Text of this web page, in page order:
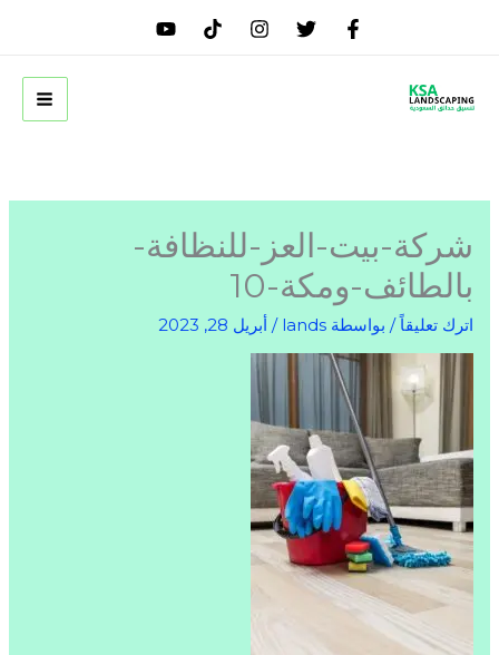
شركة-بيت-العز-للنظافة-
بالطائف-ومكة-10
اترك تعليقاً / بواسطة lands
/أبريل 28, 2023